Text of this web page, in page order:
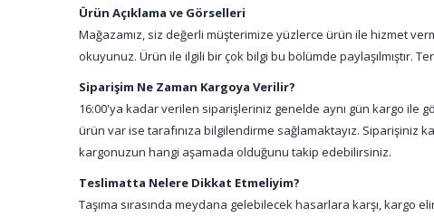
Ürün Açıklama ve Görselleri
Mağazamız, siz değerli müşterimize yüzlerce ürün ile hizmet
okuyunuz. Ürün ile ilgili bir çok bilgi bu bölümde paylaşılmıştır.
Siparişim Ne Zaman Kargoya Verilir?
16:00'ya kadar verilen siparişleriniz genelde aynı gün kargo ile
ürün var ise tarafınıza bilgilendirme sağlamaktayız. Siparişiniz
kargonuzun hangi aşamada olduğunu takip edebilirsiniz.
Teslimatta Nelere Dikkat Etmeliyim?
Taşıma sırasında meydana gelebilecek hasarlara karşı,